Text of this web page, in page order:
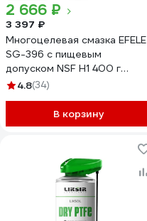
2 666 ₽
3 397 ₽
Многоцелевая смазка EFELE
SG-396 с пищевым
допуском NSF H1 400 г
0097510
4.8(34)
В корзину